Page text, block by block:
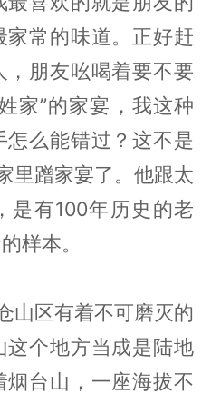
常的味道。正好赶
，朋友吆喝着要不要
家”的家宴，我这种
么能错过？这不是
里蹭家宴了。他跟太
是有100年历史的老
样本。
山区有着不可磨灭的
个地方当成是陆地
台山，一座海拔不